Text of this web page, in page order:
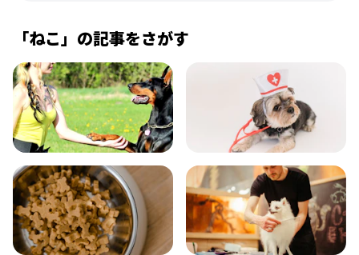
「ねこ」の記事をさがす
飼い方 健康